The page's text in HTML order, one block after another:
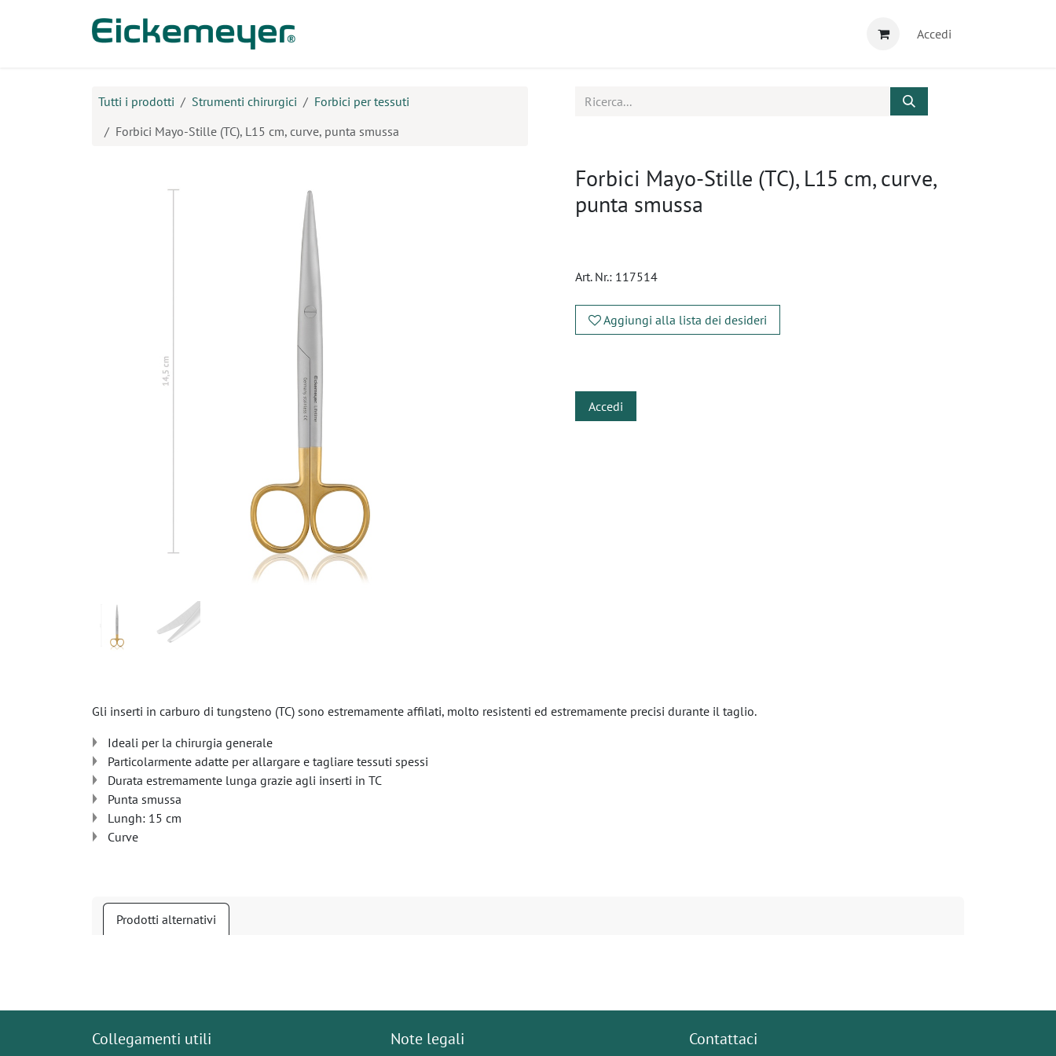
Accedi
Tutti i prodotti Strumenti chirurgici
Forbici per tessuti
Forbici Mayo-Stille (TC), L15 cm, curve, punta smussa
Forbici Mayo-Stille (TC), L15 cm, curve,
punta smussa
Art. Nr.: 117514
Aggiungi alla lista dei desideri
Accedi
Gli inserti in carburo di tungsteno (TC) sono estremamente affilati, molto resistenti ed estremamente precisi durante il taglio.
Ideali per la chirurgia generale
Particolarmente adatte per allargare e tagliare tessuti spessi
Durata estremamente lunga grazie agli inserti in TC
Punta smussa
Lungh: 15 cm
Curve
Prodotti alternativi
Collegamenti utili Note legali Contattaci